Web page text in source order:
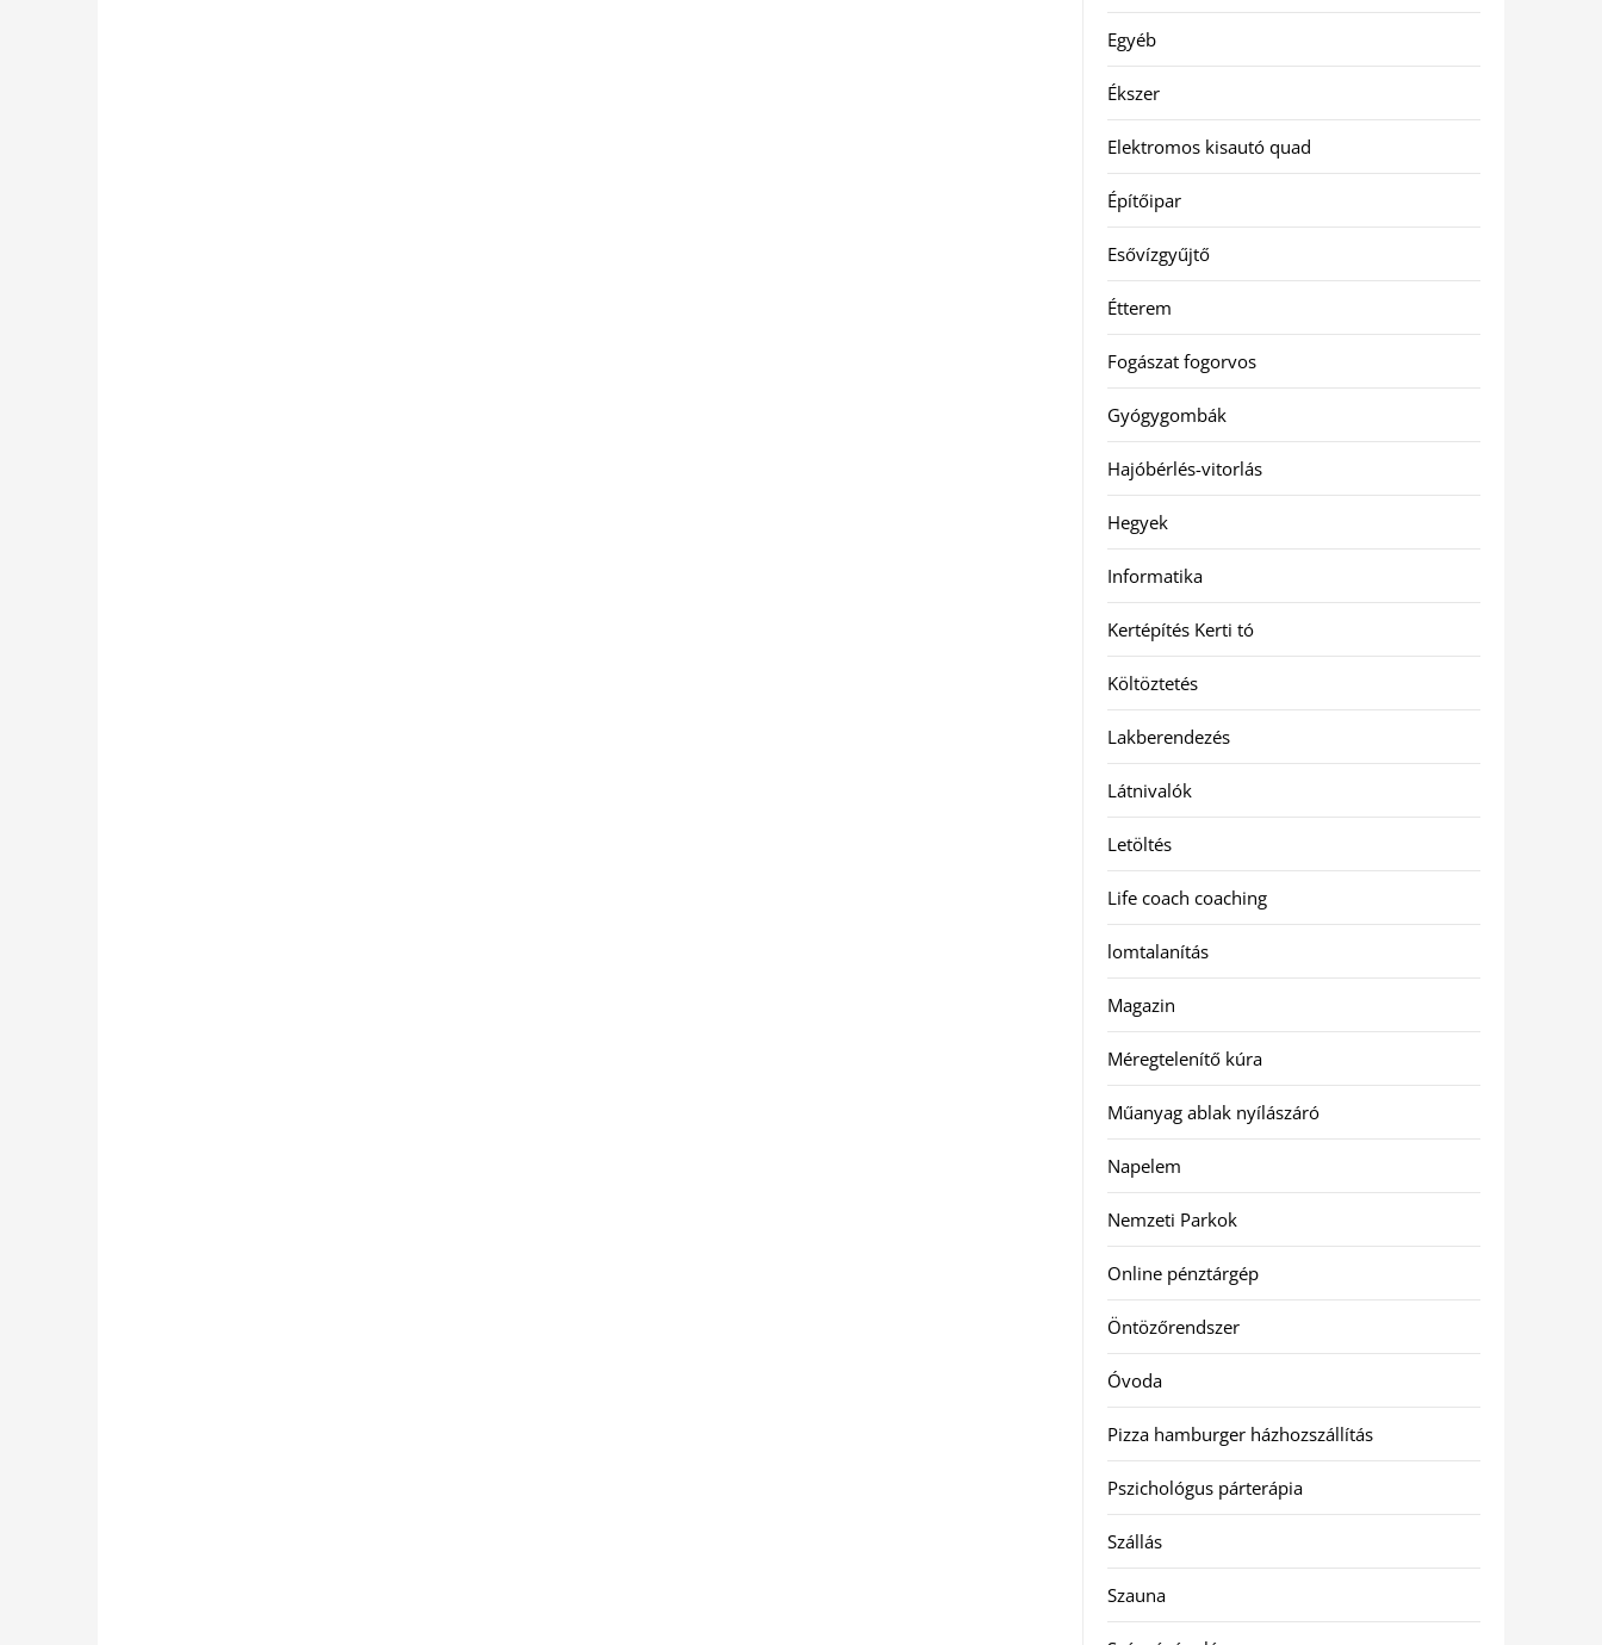
Egyéb
Ékszer
Elektromos kisautó quad
Építőipar
Esővízgyűjtő
Étterem
Fogászat fogorvos
Gyógygombák
Hajóbérlés-vitorlás
Hegyek
Informatika
Kertépítés Kerti tó
Költöztetés
Lakberendezés
Látnivalók
Letöltés
Life coach coaching
lomtalanítás
Magazin
Méregtelenítő kúra
Műanyag ablak nyílászáró
Napelem
Nemzeti Parkok
Online pénztárgép
Öntözőrendszer
Óvoda
Pizza hamburger házhozszállítás
Pszichológus párterápia
Szállás
Szauna